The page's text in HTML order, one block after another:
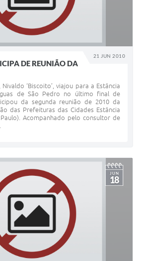
21 JUN 2010
DE REUNIÃO DA
‘Biscoito’, viajou para a Estância
de São Pedro no último final de
da segunda reunião de 2010 da
das Prefeituras das Cidades Estância
Acompanhado pelo consultor de
JUN
18